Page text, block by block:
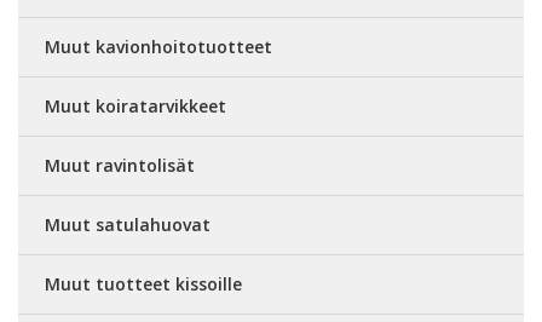
Muut kavionhoitotuotteet
Muut koiratarvikkeet
Muut ravintolisät
Muut satulahuovat
Muut tuotteet kissoille